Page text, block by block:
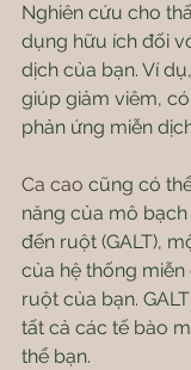
Nghiên cứu cho
dụng hữu ích đối
dịch của bạn. Ví
giúp giảm viêm,
phản ứng miễn
Ca cao cũng có
năng của mô
đến ruột (GALT),
của hệ thống
ruột của bạn.
tất cả các tế bào
thể bạn.